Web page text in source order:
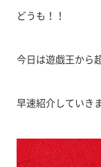
どうも！！
今日は遊戯王から
早速紹介していき